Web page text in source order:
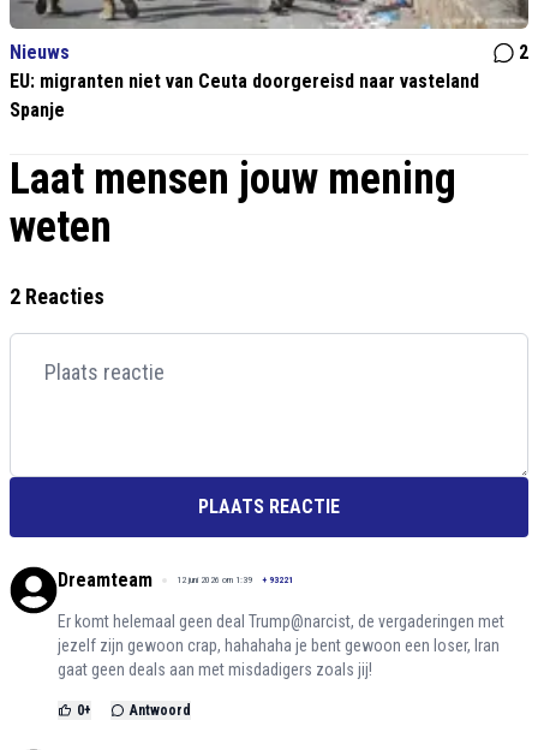
Nieuws
2
EU: migranten niet van Ceuta doorgereisd naar vasteland
Spanje
Laat mensen jouw mening
weten
2 Reacties
PLAATS REACTIE
Dreamteam 12 juni 2026 om 1:39 + 93221
Er komt helemaal geen deal Trump@narcist, de vergaderingen met
jezelf zijn gewoon crap, hahahaha je bent gewoon een loser, Iran
gaat geen deals aan met misdadigers zoals jij!
0+ Antwoord